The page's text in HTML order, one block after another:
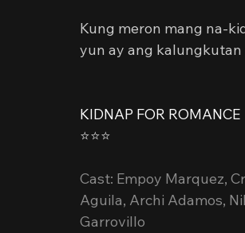
Kung meron mang na-
yun ay ang kalungkutan
KIDNAP FOR ROMANCE
⭐⭐⭐️
Cast: Empoy Marquez,
Aguila, Archi Adamos,
Garrovillo